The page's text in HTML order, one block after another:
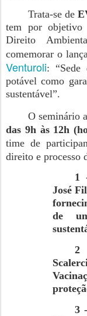
Trata-se de
tem por objetivo
Direito
comemorar o
Venturoli: “Sede
potável como
sustentável”.
O seminário
das 9h às 12h
time de
direito e processo
1
José
de
2
3